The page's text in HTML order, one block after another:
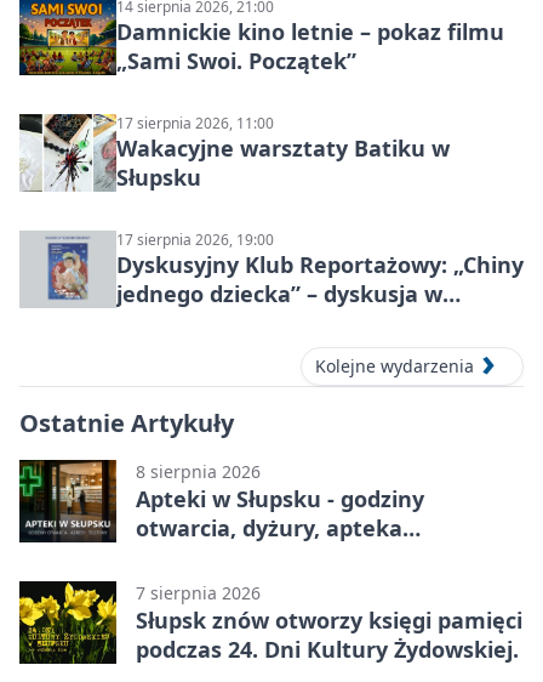
14 sierpnia 2026, 21:00
Damnickie kino letnie – pokaz filmu
„Sami Swoi. Początek”
17 sierpnia 2026, 11:00
Wakacyjne warsztaty Batiku w
Słupsku
17 sierpnia 2026, 19:00
Dyskusyjny Klub Reportażowy: „Chiny
jednego dziecka” – dyskusja w
Kolejne wydarzenia
Ostatnie Artykuły
8 sierpnia 2026
Apteki w Słupsku - godziny
otwarcia, dyżury, apteka
7 sierpnia 2026
Słupsk znów otworzy księgi pamięci
podczas 24. Dni Kultury Żydowskiej.